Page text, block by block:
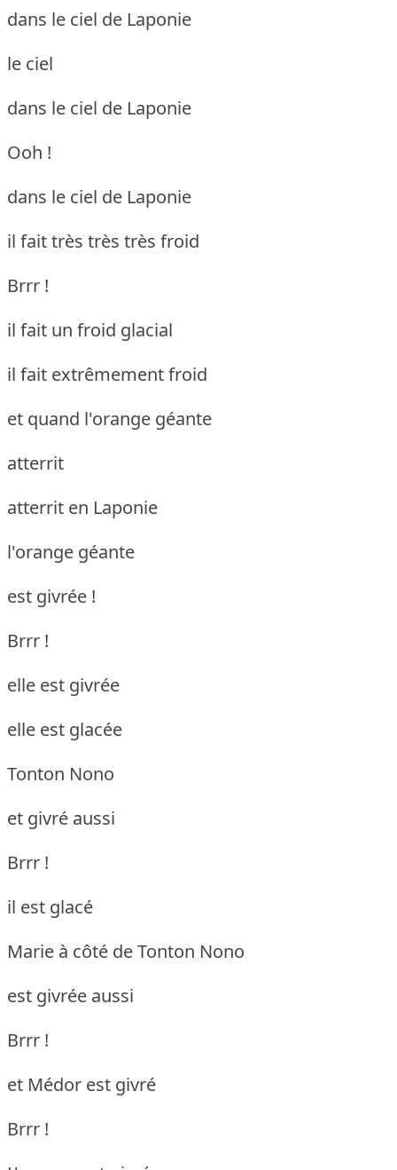
dans le ciel de Laponie
le ciel
dans le ciel de Laponie
Ooh !
dans le ciel de Laponie
il fait très très très froid
Brrr !
il fait un froid glacial
il fait extrêmement froid
et quand l'orange géante
atterrit
atterrit en Laponie
l'orange géante
est givrée !
Brrr !
elle est givrée
elle est glacée
Tonton Nono
et givré aussi
Brrr !
il est glacé
Marie à côté de Tonton Nono
est givrée aussi
Brrr !
et Médor est givré
Brrr !